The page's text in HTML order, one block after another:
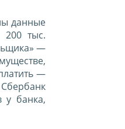
данные
тыс.
—
—
у банка,